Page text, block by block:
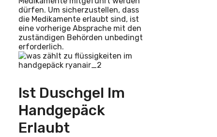
dürfen. Um sicherzustellen, dass
die Medikamente erlaubt sind, ist
eine vorherige Absprache mit den
zuständigen Behörden unbedingt
erforderlich.
Ist Duschgel Im
Handgepäck
Erlaubt